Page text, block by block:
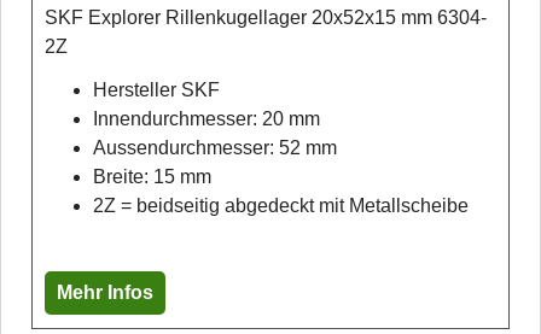
SKF Explorer Rillenkugellager 20x52x15 mm 6304-
2Z
Hersteller SKF
Innendurchmesser: 20 mm
Aussendurchmesser: 52 mm
Breite: 15 mm
2Z = beidseitig abgedeckt mit Metallscheibe
Mehr Infos